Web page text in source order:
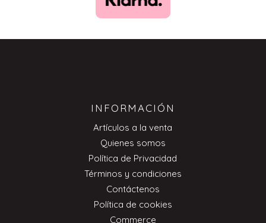
INFORMACIÓN
Artículos a la venta
Quienes somos
Política de Privacidad
Términos y condiciones
Contáctenos
Política de cookies
Commerce